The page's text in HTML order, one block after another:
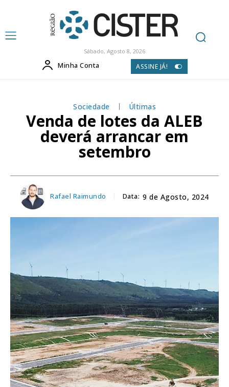
Sábado, Agosto 8, 2026
Minha Conta ASSINE JÁ!
Sociedade Últimas
Venda de lotes da ALEB
deverá arrancar em
setembro
Rafael Raimundo Data: 9 de Agosto, 2024